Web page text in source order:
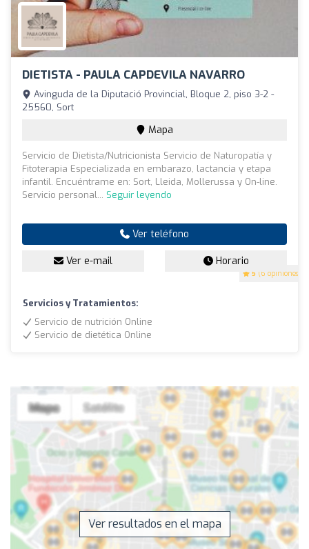
DIETISTA - PAULA CAPDEVILA NAVARRO
5 (6 opiniones)
Avinguda de la Diputació Provincial, Bloque 2, piso 3-2 -
25560, Sort
Mapa
Servicio de Dietista/Nutricionista Servicio de Naturopatía y
Fitoterapia Especializada en embarazo, lactancia y etapa
infantil. Encuéntrame en: Sort, Lleida, Mollerussa y On-line.
Servicio personal... Seguir leyendo
Ver teléfono
Ver e-mail Horario
Servicios y Tratamientos:
Servicio de nutrición Online
Servicio de dietética Online
Ver resultados en el mapa